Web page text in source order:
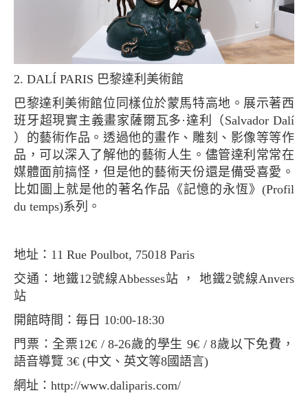
2. DALÍ PARIS 巴黎達利美術館
巴黎達利美術館位同樣位於蒙馬特高地。展示著西
班牙超現實主義畫家薩爾瓦多·達利（Salvador Dalí
）的藝術作品。透過他的畫作、雕刻、影像等等作
品，可以深入了解他的藝術人生。儘管達利常常在
媒體面前搞怪，但是他的藝術天份還是備受喜愛。
比如圖上就是他的著名作品《記憶的永恆》(Profil
du temps)系列。
地址：11 Rue Poulbot, 75018 Paris
交通：地鐵12號線Abbesses站 ， 地鐵2號線Anvers
站
開館時間：毎日 10:00-18:30
門票：全票12€ / 8-26歲的學生 9€ / 8歲以下免費，
語音導覽 3€ (中文、英文等8國語言)
網址：http://www.daliparis.com/